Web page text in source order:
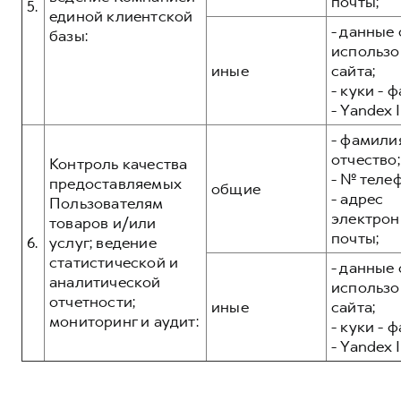
5. единой клиентской
базы:
иные
- данные
сайта;
- куки -
- Yandex
6.
Контроль качества
предоставляемых
Пользователям
товаров и/или
услуг; ведение
статистической и
аналитической
отчетности;
мониторинг и аудит:
общие
-
отчество;
- №
- адрес
почты;
иные
- данные
сайта;
- куки -
- Yandex